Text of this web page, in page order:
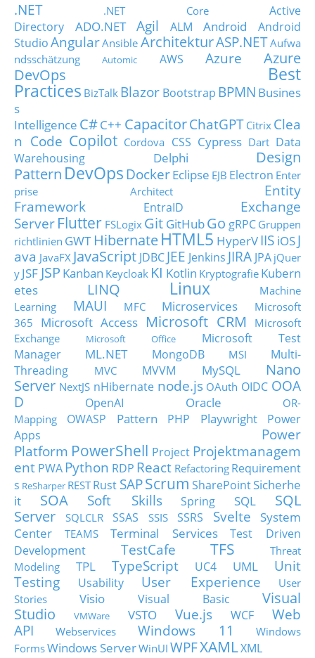
.NET .NET Core
Active
Directory
ADO.NET Agil ALM Android
Android
StudioAngularAnsible ArchitekturASP.NETAufwa
ndsschätzung
Automic AWS Azure
Azure
DevOps
Best
Practices BizTalk Blazor Bootstrap BPMN Busines
s
Intelligence C#C++ CapacitorChatGPT Citrix Clea
n Code Copilot Cordova CSS Cypress Dart Data
Warehousing
Delphi
Design
Pattern DevOps DockerEclipse EJB Electron Enter
prise Architect
Entity
Framework
EntraID
Exchange
Server Flutter FSLogix Git GitHubGo gRPC Gruppen
richtlinien GWT HibernateHTML5 HyperVIIS iOSJ
ava JavaFX JavaScript JDBC JEE Jenkins JIRA JPA jQuer
y JSF JSP Kanban Keycloak KI Kotlin Kryptografie Kubern
etes
LINQ Linux
Machine
Learning
MAUI MFC Microservices
Microsoft
365
Microsoft Access Microsoft CRM
Microsoft
Exchange
Microsoft Office
Microsoft Test
Manager
ML.NET MongoDB MSI
Multi-
Threading
MVC MVVM MySQL
Nano
Server NextJS nHibernate node.js OAuth OIDC OOA
D
OpenAI Oracle
OR-
Mapping
OWASP Pattern PHP Playwright
Power
Apps
Power
Platform PowerShell Project Projektmanagem
ent PWA Python RDP React Refactoring Requirement
s ReSharper RESTRust SAPScrum SharePointSicherhe
it
SOA Soft Skills Spring SQL
SQL
Server
SQLCLR SSAS SSIS SSRS Svelte
System
Center
TEAMS Terminal Services
Test Driven
Development
TestCafe TFS
Threat
Modeling
TPL TypeScript UC4 UML
Unit
Testing
Usability User Experience
User
Stories
Visio Visual Basic
Visual
Studio
VMWare VSTO Vue.js WCF
Web
API
Webservices Windows 11
Windows
FormsWindows ServerWinUI WPFXAMLXML